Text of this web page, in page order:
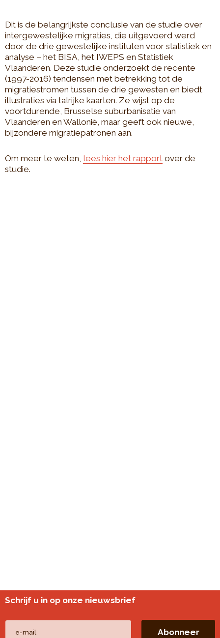
Dit is de belangrijkste conclusie van de studie over
intergewestelijke migraties, die uitgevoerd werd
door de drie gewestelijke instituten voor statistiek en
analyse – het BISA, het IWEPS en Statistiek
Vlaanderen. Deze studie onderzoekt de recente
(1997-2016) tendensen met betrekking tot de
migratiestromen tussen de drie gewesten en biedt
illustraties via talrijke kaarten. Ze wijst op de
voortdurende, Brusselse suburbanisatie van
Vlaanderen en Wallonië, maar geeft ook nieuwe,
bijzondere migratiepatronen aan.
Om meer te weten, lees hier het rapport over de
studie.
Schrijf u in op onze nieuwsbrief